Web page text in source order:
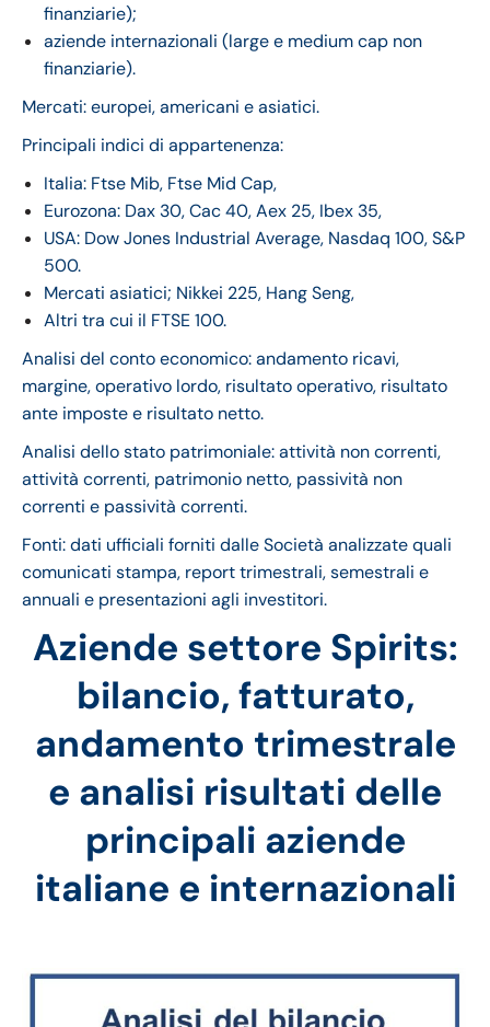
finanziarie);
aziende internazionali (large e medium cap non
finanziarie).
Mercati: europei, americani e asiatici.
Principali indici di appartenenza:
Italia: Ftse Mib, Ftse Mid Cap,
Eurozona: Dax 30, Cac 40, Aex 25, Ibex 35,
USA: Dow Jones Industrial Average, Nasdaq 100, S&P
500.
Mercati asiatici; Nikkei 225, Hang Seng,
Altri tra cui il FTSE 100.
Analisi del conto economico: andamento ricavi,
margine, operativo lordo, risultato operativo, risultato
ante imposte e risultato netto.
Analisi dello stato patrimoniale: attività non correnti,
attività correnti, patrimonio netto, passività non
correnti e passività correnti.
Fonti: dati ufficiali forniti dalle Società analizzate quali
comunicati stampa, report trimestrali, semestrali e
annuali e presentazioni agli investitori.
Aziende settore Spirits:
bilancio, fatturato,
andamento trimestrale
e analisi risultati delle
principali aziende
italiane e internazionali